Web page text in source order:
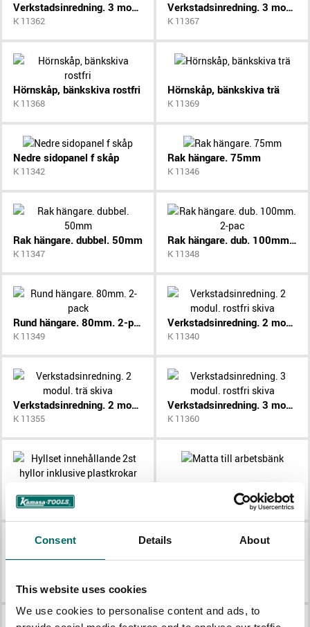
Consent Details About
This website uses cookies
We use cookies to personalise content and ads, to
Verkstadsinredning. 3 modul. rostfri skiva
K 11362
Verkstadsinredning. 3 modul. trä skiva
K 11367
Hörnskåp, bänkskiva rostfri
K 11368
Hörnskåp, bänkskiva trä
K 11369
Nedre sidopanel f skåp
K 11342
Rak hängare. 75mm
K 11346
Rak hängare. dubbel. 50mm
K 11347
Rak hängare. dub. 100mm. 2-pac
K 11348
Rund hängare. 80mm. 2-pack
K 11349
Verkstadsinredning. 2 modul. rostfri skiva
K 11340
Verkstadsinredning. 2 modul. trä skiva
K 11355
Verkstadsinredning. 3 modul. rostfri skiva
K 11360
K 11370
K 11343